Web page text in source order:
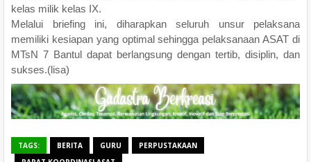
kelas milik kelas IX.
Melalui briefing ini, diharapkan seluruh unsur pelaksana
memiliki kesiapan yang optimal sehingga pelaksanaan ASAT di
MTsN 7 Bantul dapat berlangsung dengan tertib, disiplin, dan
sukses.(lisa)
TAGS: BERITA GURU
PERPUSTAKAAN